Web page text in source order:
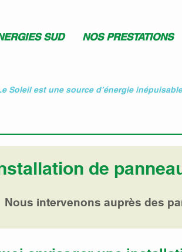
SUD NOS PRESTATIONS
Soleil est une source d’énergie
de
Nous intervenons auprès des